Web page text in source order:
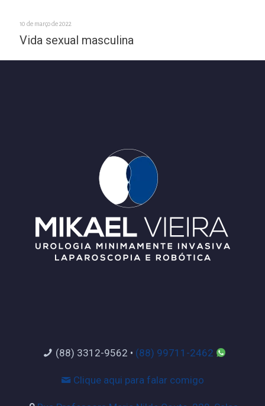
10 de março de 2022
Vida sexual masculina
(88) 3312-9562 • (88) 99711-2462
Clique aqui para falar comigo